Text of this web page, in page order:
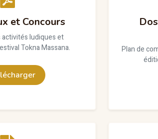
et Concours
ludiques et
Tokna Massana.
Plan de